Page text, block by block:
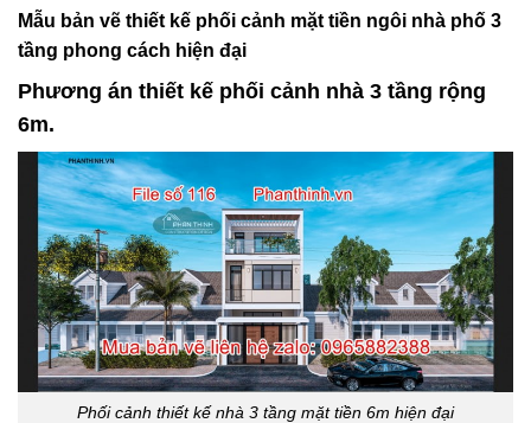
Mẫu bản vẽ thiết kế phối cảnh mặt tiền ngôi nhà phố 3
tầng phong cách hiện đại
Phương án thiết kế phối cảnh nhà 3 tầng rộng
6m.
Phối cảnh thiết kế nhà 3 tầng mặt tiền 6m hiện đại